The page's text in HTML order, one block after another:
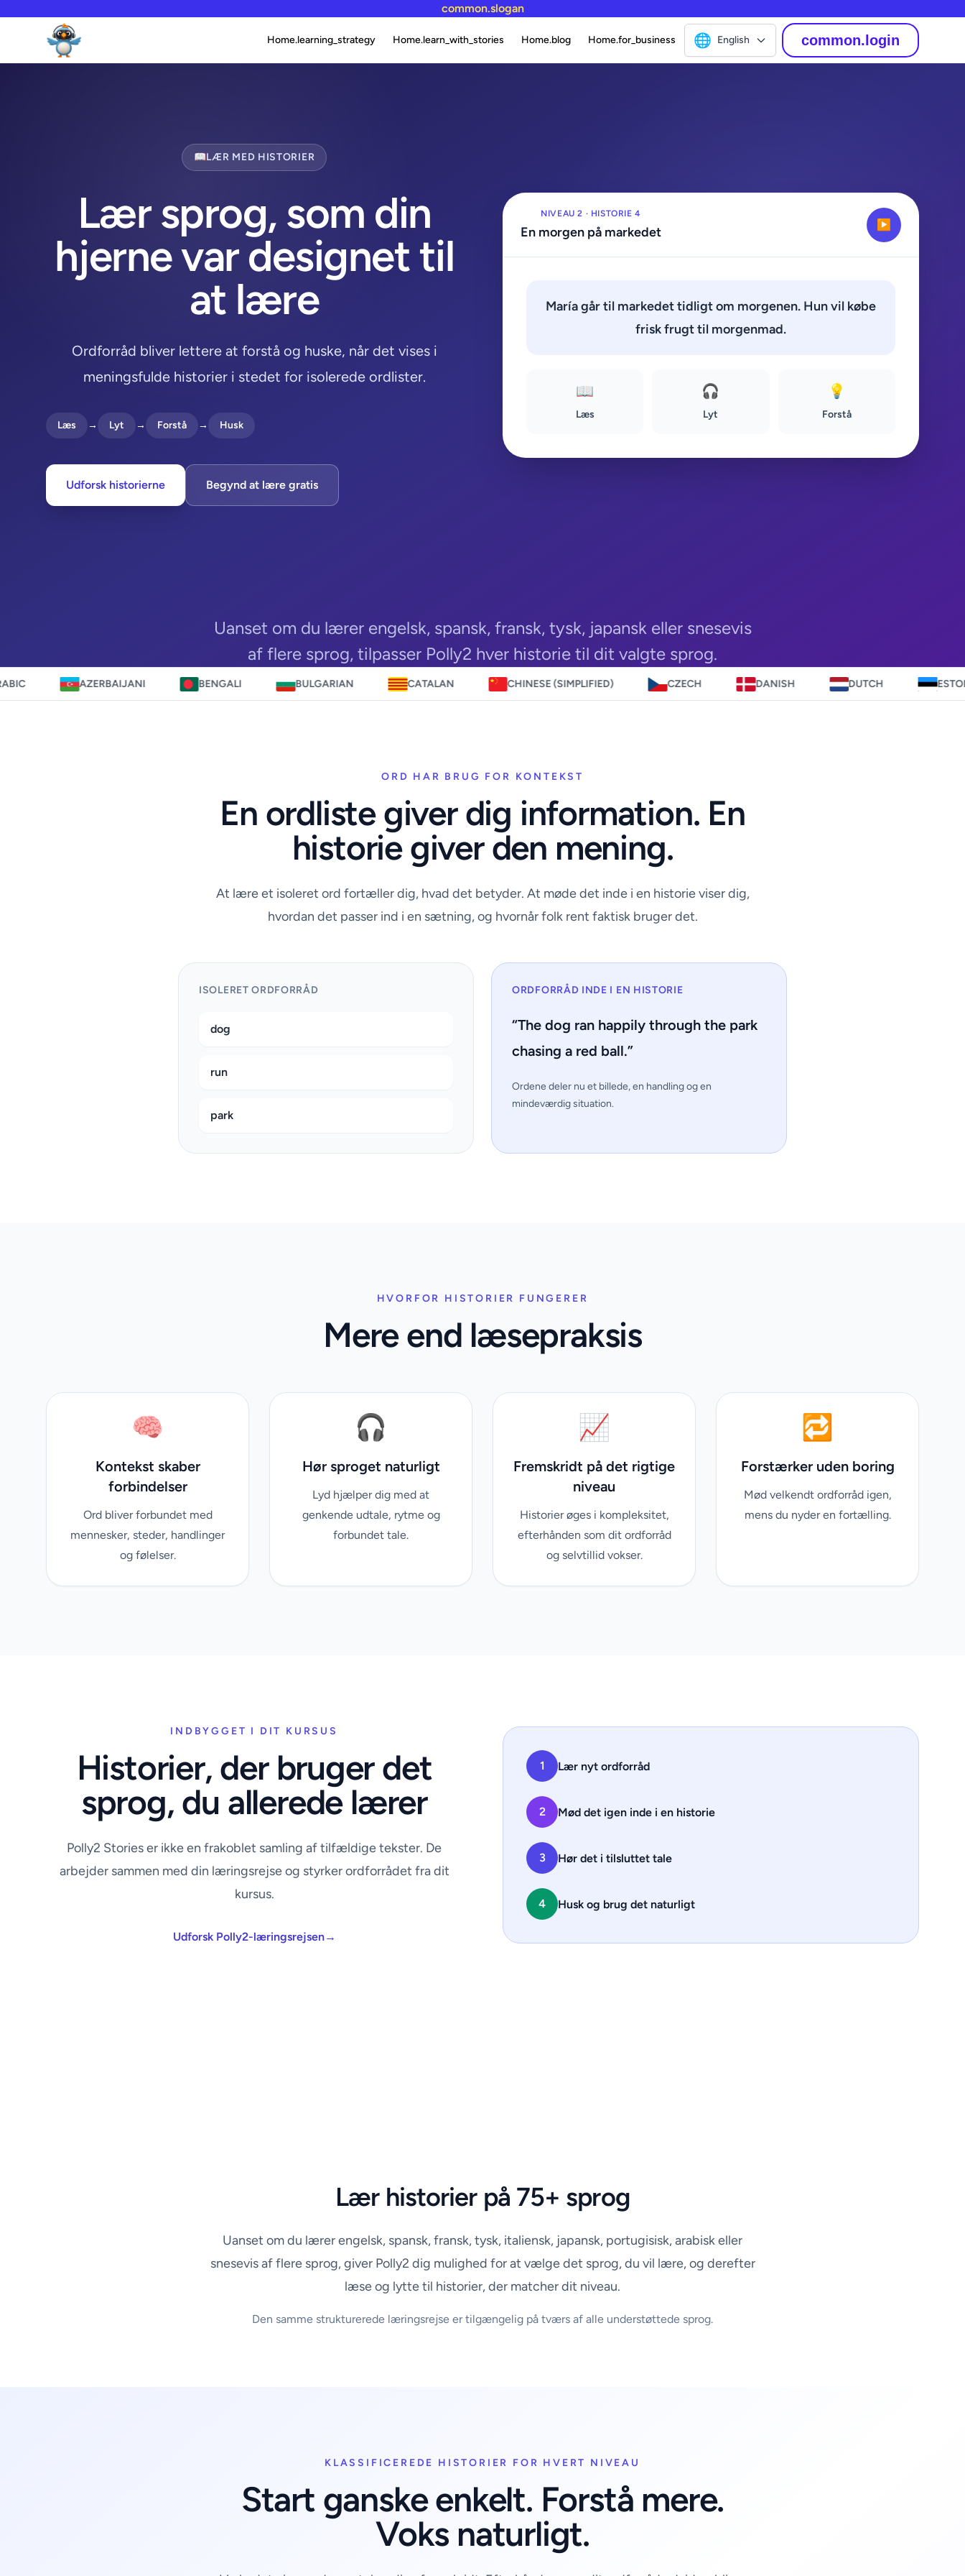
common.slogan
Home.learning_strategy Home.learn_with_stories Home.blog Home.for_business 🌐 English common.login
📖LÆR MED HISTORIER
Lær sprog, som din
hjerne var designet til
at lære
Ordforråd bliver lettere at forstå og huske, når det vises i
meningsfulde historier i stedet for isolerede ordlister.
Læs → Lyt → Forstå → Husk
Udforsk historierne Begynd at lære gratis
NIVEAU 2 · HISTORIE 4
En morgen på markedet ▶
María går til markedet tidligt om morgenen. Hun vil købe
frisk frugt til morgenmad.
📖
Læs
🎧
Lyt
💡
Forstå
Uanset om du lærer engelsk, spansk, fransk, tysk, japansk eller snesevis
af flere sprog, tilpasser Polly2 hver historie til dit valgte sprog.
AZERBAIJANI BENGALI BULGARIAN CATALAN CHINESE (SIMPLIFIED) CZECH DANISH DUTCH ESTONIAN
ORD HAR BRUG FOR KONTEKST
En ordliste giver dig information. En
historie giver den mening.
At lære et isoleret ord fortæller dig, hvad det betyder. At møde det inde i en historie viser dig,
hvordan det passer ind i en sætning, og hvornår folk rent faktisk bruger det.
ISOLERET ORDFORRÅD
dog
run
park
ORDFORRÅD INDE I EN HISTORIE
“The dog ran happily through the park
chasing a red ball.”
Ordene deler nu et billede, en handling og en
mindeværdig situation.
HVORFOR HISTORIER FUNGERER
Mere end læsepraksis
🧠
Kontekst skaber
forbindelser
Ord bliver forbundet med
mennesker, steder, handlinger
og følelser.
🎧
Hør sproget naturligt
Lyd hjælper dig med at
genkende udtale, rytme og
forbundet tale.
📈
Fremskridt på det rigtige
niveau
Historier øges i kompleksitet,
efterhånden som dit ordforråd
og selvtillid vokser.
🔁
Forstærker uden boring
Mød velkendt ordforråd igen,
mens du nyder en fortælling.
INDBYGGET I DIT KURSUS
Historier, der bruger det
sprog, du allerede lærer
Polly2 Stories er ikke en frakoblet samling af tilfældige tekster. De
arbejder sammen med din læringsrejse og styrker ordforrådet fra dit
kursus.
Udforsk Polly2-læringsrejsen→
1 Lær nyt ordforråd
2 Mød det igen inde i en historie
3 Hør det i tilsluttet tale
4 Husk og brug det naturligt
Lær historier på 75+ sprog
Uanset om du lærer engelsk, spansk, fransk, tysk, italiensk, japansk, portugisisk, arabisk eller
snesevis af flere sprog, giver Polly2 dig mulighed for at vælge det sprog, du vil lære, og derefter
læse og lytte til historier, der matcher dit niveau.
Den samme strukturerede læringsrejse er tilgængelig på tværs af alle understøttede sprog.
KLASSIFICEREDE HISTORIER FOR HVERT NIVEAU
Start ganske enkelt. Forstå mere.
Voks naturligt.